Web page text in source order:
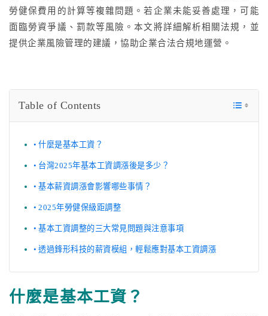
勞健保費用的計算等複雜問題。若企業未能妥善處理，可能
面臨勞資爭議、罰款等風險。本文將詳細解析相關法規，並
提供企業風險管理的建議，協助企業合法合規地運營。
Table of Contents
什麼是基本工資？
台灣2025年基本工資調漲後是多少？
基本薪資調漲會影響哪些事情？
2025年勞健保級距調整
基本工資調整的三大常見問題與注意事項
透過鋒形科技的薪資模組，輕鬆應對基本工資調漲
什麼是基本工資？